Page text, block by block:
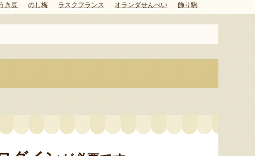
き豆 のし梅 ラスクフランス オランダせんべい 飾り駒